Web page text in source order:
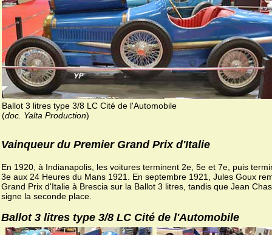
Ballot 3 litres type 3/8 LC Cité de l'Automobile
(doc. Yalta Production)
Vainqueur du Premier Grand Prix d'Italie
En 1920, à Indianapolis, les voitures terminent 2e, 5e et 7e, puis
3e aux 24 Heures du Mans 1921. En septembre 1921, Jules Goux
Grand Prix d'Italie à Brescia sur la Ballot 3 litres, tandis que Jean
signe la seconde place.
Ballot 3 litres type 3/8 LC Cité de l'Automobile